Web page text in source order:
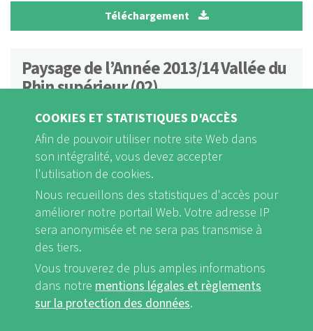
Téléchargement
Paysage de l’Année 2013/14 Vallée du
Rhin supérieur (02)
Téléchargement
Paysage de l’Année 2018/20
Sénégal/Gambie
Poster Fonds pour le climat
COOKIES ET STATISTIQUES D'ACCÈS
Afin de pouvoir utiliser notre site Web dans
son intégralité, vous devez accepter
l'utilisation de cookies.
Nous recueillons des statistiques d'accès pour
améliorer notre portail Web. Votre adresse IP
sera anonymisée et ne sera pas transmise à
des tiers.
Vous trouverez de plus amples informations
dans notre mentions légales et règlements
sur la protection des données.